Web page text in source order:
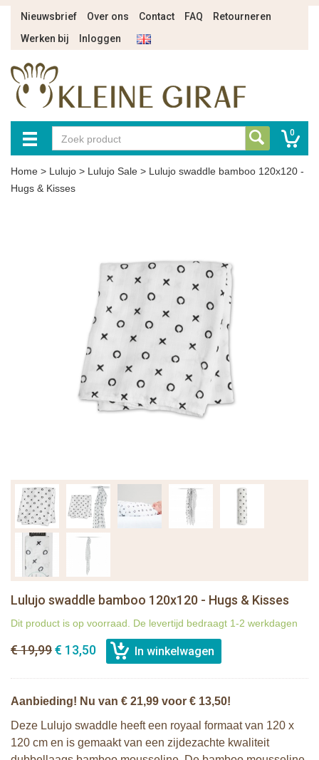
Nieuwsbrief Over ons Contact FAQ
Retourneren
Werken bij
Inloggen
0
Home > Lulujo > Lulujo Sale > Lulujo swaddle bamboo 120x120 -
Hugs & Kisses
Lulujo swaddle bamboo 120x120 - Hugs & Kisses
Dit product is op voorraad. De levertijd bedraagt 1-2 werkdagen
€ 19,99€ 13,50
Aanbieding! Nu van € 21,99 voor € 13,50!
Deze Lulujo swaddle heeft een royaal formaat van 120 x
120 cm en is gemaakt van een zijdezachte kwaliteit